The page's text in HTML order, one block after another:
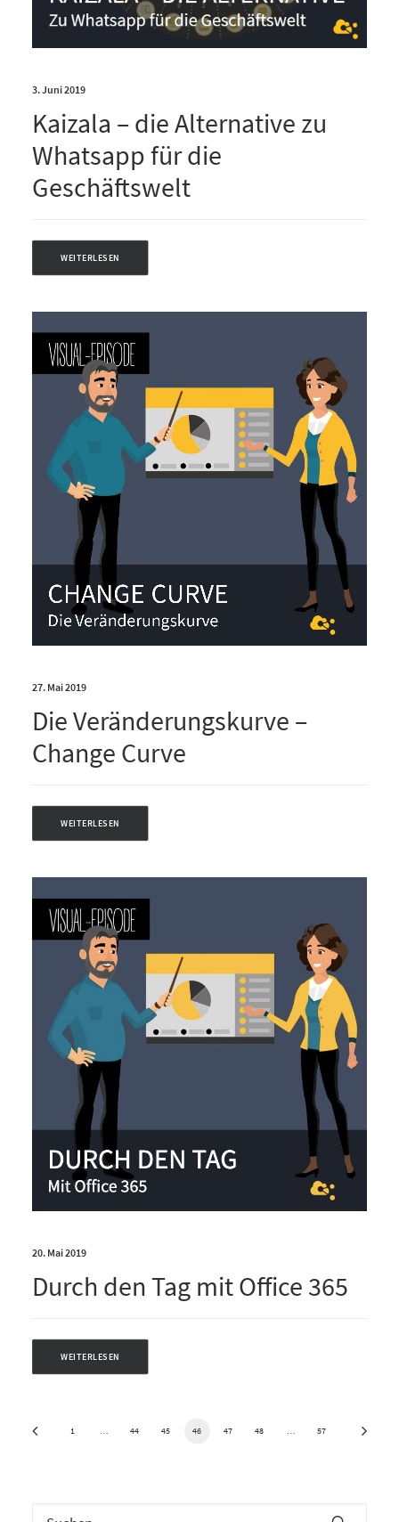
3. Juni 2019
Kaizala – die Alternative zu
Whatsapp für die
Geschäftswelt
WEITERLESEN
27. Mai 2019
Die Veränderungskurve –
Change Curve
WEITERLESEN
20. Mai 2019
Durch den Tag mit Office 365
WEITERLESEN
1 44 45 46 47 48 57